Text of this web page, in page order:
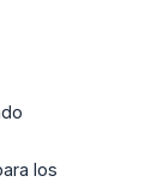
los